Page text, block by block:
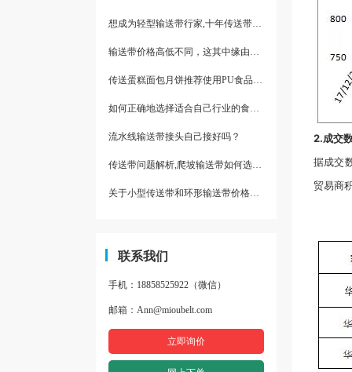
想成为轻型输送带行家,十年传送带师傅教你三招
输送带价格高低不同，这其中缘由你清楚了吗
传送蛋糕面包月饼推荐使用PU食品级输送带
如何正确地选择适合自己行业的食品输送带
流水线输送带接头自己接好吗？
传送带问题解析,爬坡输送带如何选择,推荐一款防滑输送带
关于小型传送带和环形输送带价格，他们有什么区别点。
联系我们
手机：18858525922（微信）
邮箱：Ann@mioubelt.com
立即询价
2.成交
据成交
贸易商